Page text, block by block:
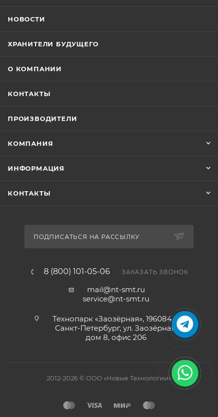
НОВОСТИ
ХРАНИТЕЛИ БУДУЩЕГО
О КОМПАНИИ
КОНТАКТЫ
ПРОИЗВОДИТЕЛИ
КОМПАНИЯ
ИНФОРМАЦИЯ
КОНТАКТЫ
ПОДПИСАТЬСЯ НА РАССЫЛКУ
8 (800) 101-05-06 ЗАКАЗАТЬ ЗВОНОК
mail@nt-smt.ru
service@nt-smt.ru
Технопарк «Заозёрная», 196084, г.
Санкт-Петербург, ул. Заозёрная,
дом 8, офис 206
2012-2026 © ООО «Новые Технологии»